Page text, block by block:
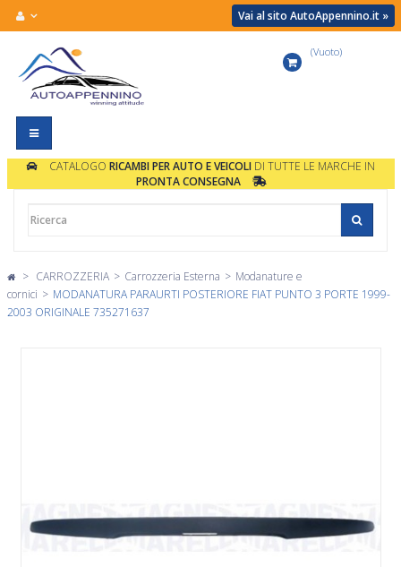
Vai al sito AutoAppennino.it »
Navigazione
Toggle
(Vuoto)
CATALOGO RICAMBI PER AUTO E VEICOLIDI TUTTE LE MARCHE IN
PRONTA CONSEGNA
> CARROZZERIA > Carrozzeria Esterna > Modanature e
cornici > MODANATURA PARAURTI POSTERIORE FIAT PUNTO 3 PORTE 1999-
2003 ORIGINALE 735271637